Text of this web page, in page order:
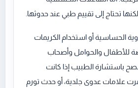
تحتاج إلى تقييم طبي عند حدوثها.
الحساسية أو استخدام الكريمات
للأطفال والحوامل وأصحاب
باستشارة الطبيب إذا كانت
علامات عدوى جلدية، أو حدث تورم